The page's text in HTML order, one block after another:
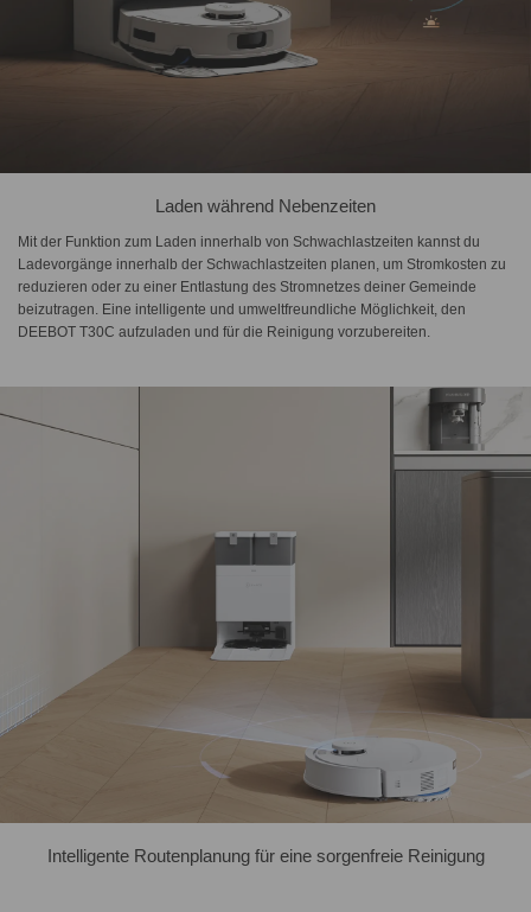
Laden während Nebenzeiten
Mit der Funktion zum Laden innerhalb von Schwachlastzeiten kannst du
Ladevorgänge innerhalb der Schwachlastzeiten planen, um Stromkosten zu
reduzieren oder zu einer Entlastung des Stromnetzes deiner Gemeinde
beizutragen. Eine intelligente und umweltfreundliche Möglichkeit, den
DEEBOT T30C aufzuladen und für die Reinigung vorzubereiten.
Intelligente Routenplanung für eine sorgenfreie Reinigung